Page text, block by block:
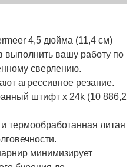
4,5 дюйма (11,4 см)
выполнить вашу работу по
сверлению.
агрессивное резание.
штифт x 24k (10 886,2
термообработанная литая
минимизирует